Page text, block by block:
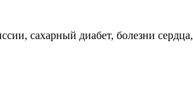
сахарный диабет, болезни сердца,